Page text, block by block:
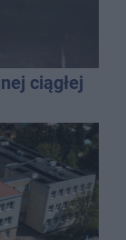
ciągłej